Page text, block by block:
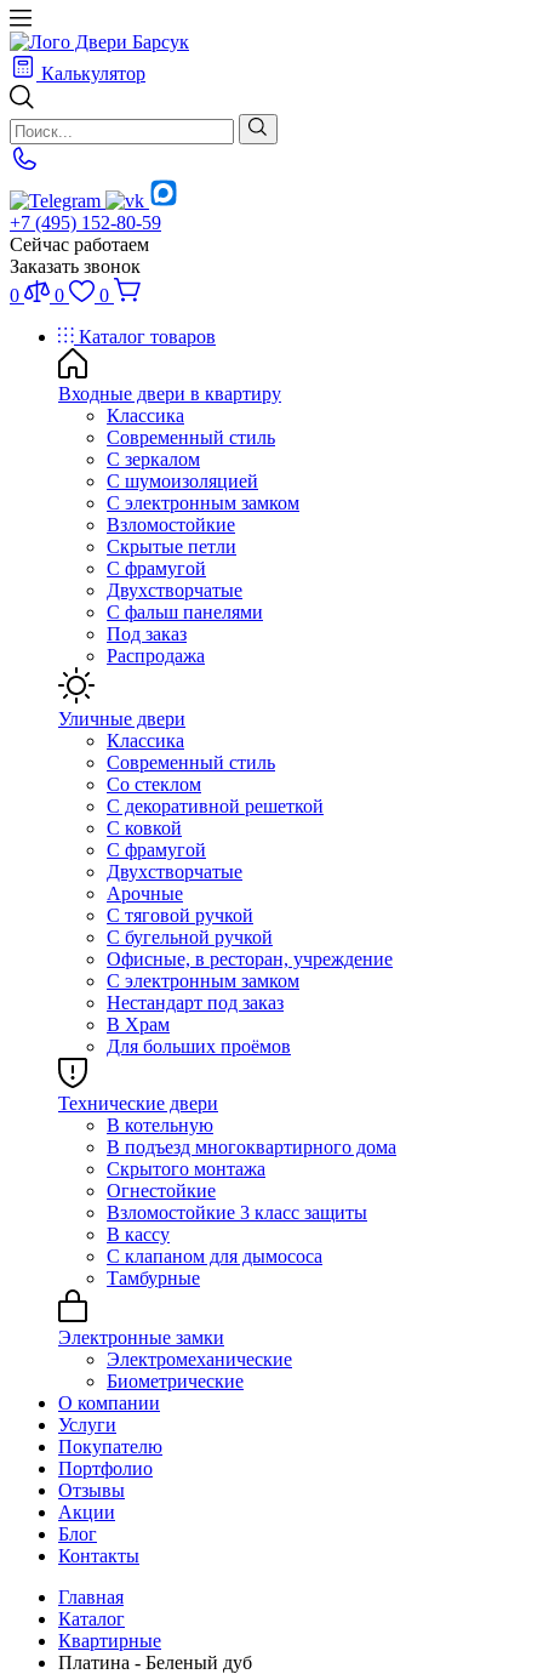
Калькулятор
+7 (495) 152-80-59
Сейчас работаем
Заказать звонок
0
0
0
Каталог товаров
Входные двери в квартиру
Классика
Современный стиль
С зеркалом
С шумоизоляцией
С электронным замком
Взломостойкие
Скрытые петли
С фрамугой
Двухстворчатые
С фальш панелями
Под заказ
Распродажа
Уличные двери
Классика
Современный стиль
Со стеклом
С декоративной решеткой
С ковкой
С фрамугой
Двухстворчатые
Арочные
С тяговой ручкой
С бугельной ручкой
Офисные, в ресторан, учреждение
С электронным замком
Нестандарт под заказ
В Храм
Для больших проёмов
Технические двери
В котельную
В подъезд многоквартирного дома
Скрытого монтажа
Огнестойкие
Взломостойкие 3 класс защиты
В кассу
С клапаном для дымососа
Тамбурные
Электронные замки
Электромеханические
Биометрические
О компании
Услуги
Покупателю
Портфолио
Отзывы
Акции
Блог
Контакты
Главная
Каталог
Квартирные
Платина - Беленый дуб